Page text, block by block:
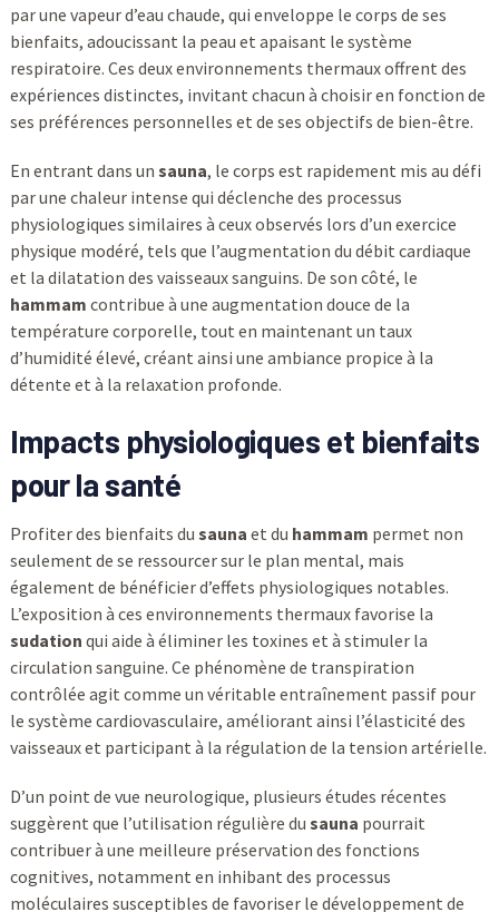
par une vapeur d’eau chaude, qui enveloppe le corps de ses
bienfaits, adoucissant la peau et apaisant le système
respiratoire. Ces deux environnements thermaux offrent des
expériences distinctes, invitant chacun à choisir en fonction de
ses préférences personnelles et de ses objectifs de bien-être.
En entrant dans un sauna, le corps est rapidement mis au défi
par une chaleur intense qui déclenche des processus
physiologiques similaires à ceux observés lors d’un exercice
physique modéré, tels que l’augmentation du débit cardiaque
et la dilatation des vaisseaux sanguins. De son côté, le
hammam contribue à une augmentation douce de la
température corporelle, tout en maintenant un taux
d’humidité élevé, créant ainsi une ambiance propice à la
détente et à la relaxation profonde.
Impacts physiologiques et bienfaits
pour la santé
Profiter des bienfaits du sauna et du hammam permet non
seulement de se ressourcer sur le plan mental, mais
également de bénéficier d’effets physiologiques notables.
L’exposition à ces environnements thermaux favorise la
sudation qui aide à éliminer les toxines et à stimuler la
circulation sanguine. Ce phénomène de transpiration
contrôlée agit comme un véritable entraînement passif pour
le système cardiovasculaire, améliorant ainsi l’élasticité des
vaisseaux et participant à la régulation de la tension artérielle.
D’un point de vue neurologique, plusieurs études récentes
suggèrent que l’utilisation régulière du sauna pourrait
contribuer à une meilleure préservation des fonctions
cognitives, notamment en inhibant des processus
moléculaires susceptibles de favoriser le développement de